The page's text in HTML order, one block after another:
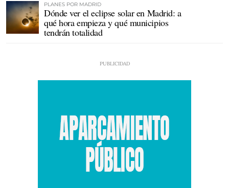
PLANES POR MADRID
Dónde ver el eclipse solar en Madrid: a
qué hora empieza y qué municipios
tendrán totalidad